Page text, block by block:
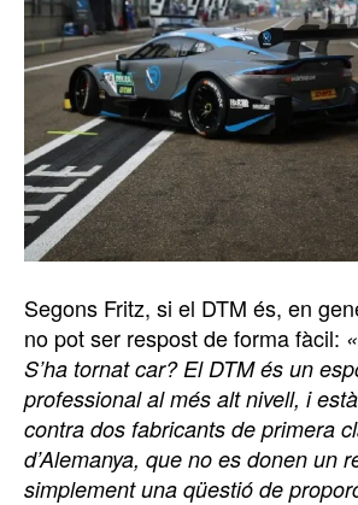
Segons Fritz, si el DTM és, en
no pot ser respost de forma fàcil:
S’ha tornat car? El DTM és un
professional al més alt nivell, i
contra dos fabricants de primera
d’Alemanya, que no es donen un
simplement una qüestió de